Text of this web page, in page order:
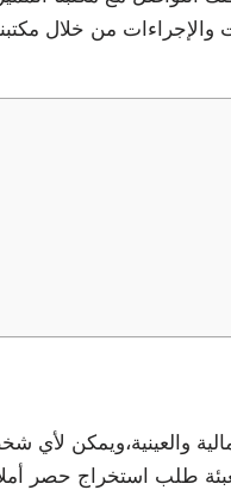
من خلال
والعينية،ويمكن
طلب استخراج حصر